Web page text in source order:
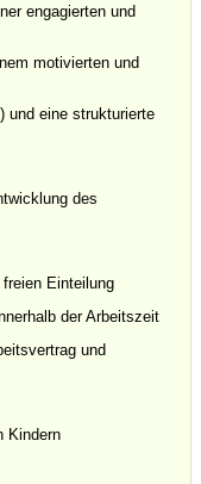
engagierten und
motivierten und
und eine strukturierte
des
Einteilung
der Arbeitszeit
und
Kindern